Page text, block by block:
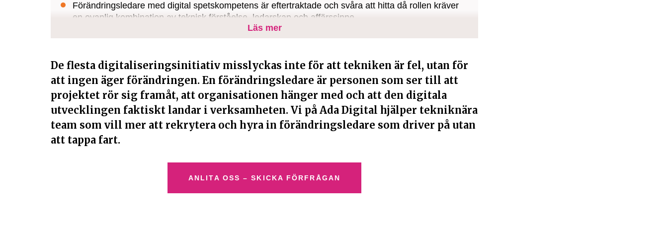
Förändringsledare med digital spetskompetens är eftertraktade och svåra att hitta då rollen kräver
en ovanlig kombination av teknisk förståelse, ledarskap och affärssinne.
Ada Digital är specialister inom Digital Management och presenterar kvalificerade kandidater inom
Läs mer
De flesta digitaliseringsinitiativ misslyckas inte för att tekniken är fel, utan för
att ingen äger förändringen. En förändringsledare är personen som ser till att
projektet rör sig framåt, att organisationen hänger med och att den digitala
utvecklingen faktiskt landar i verksamheten. Vi på Ada Digital hjälper tekniknära
team som vill mer att rekrytera och hyra in förändringsledare som driver på utan
att tappa fart.
ANLITA OSS – SKICKA FÖRFRÅGAN